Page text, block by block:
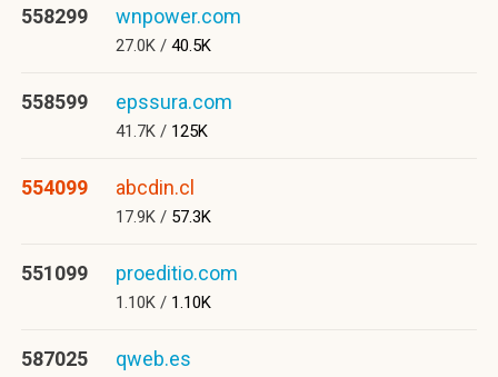
558299 wnpower.com
27.0K / 40.5K
558599 epssura.com
41.7K / 125K
554099 abcdin.cl
17.9K / 57.3K
551099 proeditio.com
1.10K / 1.10K
587025 qweb.es